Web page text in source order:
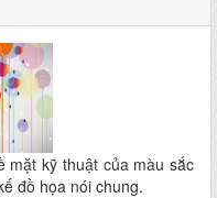
mặt kỹ thuật của màu sắc
đồ họa nói chung.